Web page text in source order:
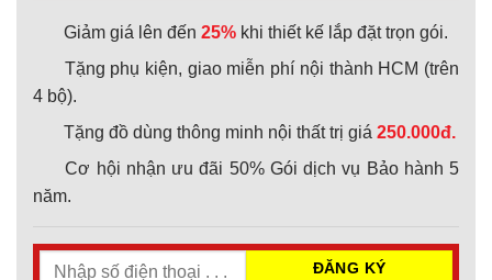
Giảm giá lên đến 25% khi thiết kế lắp đặt trọn gói.
Tặng phụ kiện, giao miễn phí nội thành HCM (trên
4 bộ).
Tặng đồ dùng thông minh nội thất trị giá 250.000đ.
Cơ hội nhận ưu đãi 50% Gói dịch vụ Bảo hành 5
năm.